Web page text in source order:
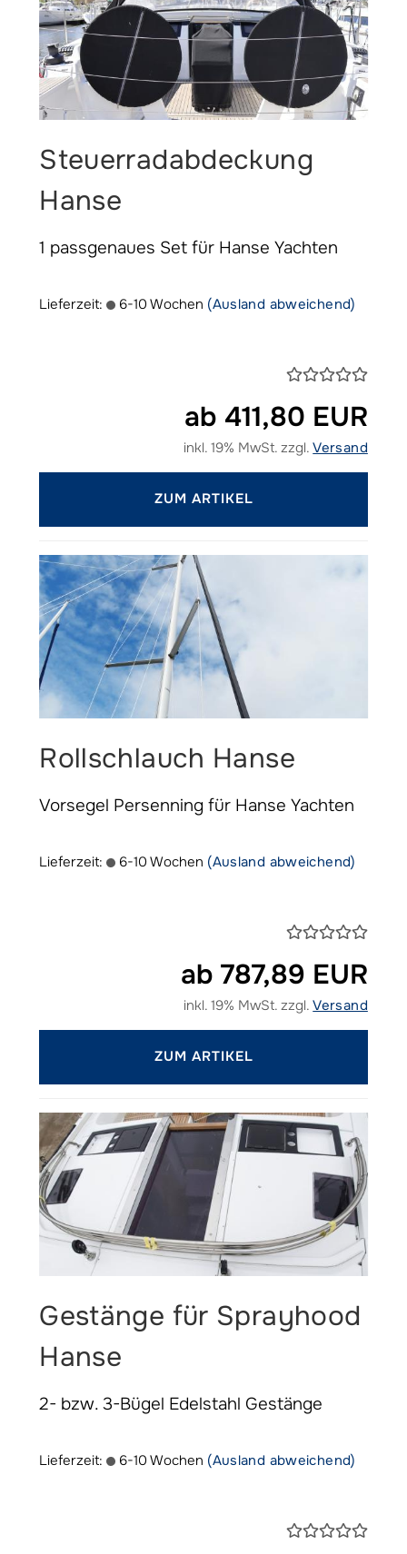
Steuerradabdeckung
Hanse
1 passgenaues Set für Hanse Yachten
Lieferzeit: 6-10 Wochen (Ausland abweichend)
ab 411,80 EUR
inkl. 19% MwSt. zzgl.Versand
ZUM ARTIKEL
Rollschlauch Hanse
Vorsegel Persenning für Hanse Yachten
Lieferzeit: 6-10 Wochen (Ausland abweichend)
ab 787,89 EUR
inkl. 19% MwSt. zzgl.Versand
ZUM ARTIKEL
Gestänge für Sprayhood
Hanse
2- bzw. 3-Bügel Edelstahl Gestänge
Lieferzeit: 6-10 Wochen (Ausland abweichend)